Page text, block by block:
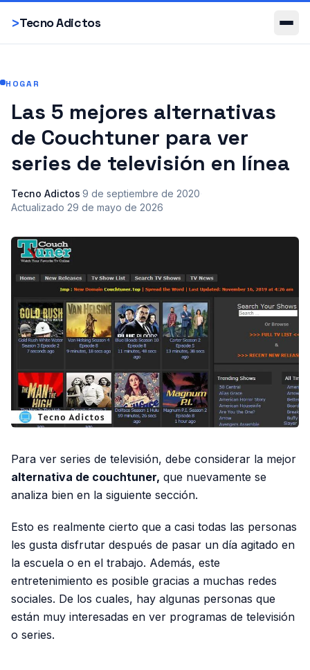
>Tecno Adictos
Smartphones
HOGAR
Las 5 mejores alternativas
de Couchtuner para ver
series de televisión en línea
Tecno Adictos·9 de septiembre de 2020·
Actualizado 29 de mayo de 2026
Para ver series de televisión, debe considerar la mejor
alternativa de couchtuner, que nuevamente se
analiza bien en la siguiente sección.
Esto es realmente cierto que a casi todas las personas
les gusta disfrutar después de pasar un día agitado en
la escuela o en el trabajo. Además, este
entretenimiento es posible gracias a muchas redes
sociales. De los cuales, hay algunas personas que
están muy interesadas en ver programas de televisión
o series.